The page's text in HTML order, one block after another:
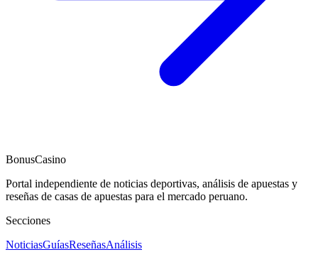
BonusCasino
Portal independiente de noticias deportivas, análisis de apuestas y
reseñas de casas de apuestas para el mercado peruano.
Secciones
NoticiasGuíasReseñasAnálisis